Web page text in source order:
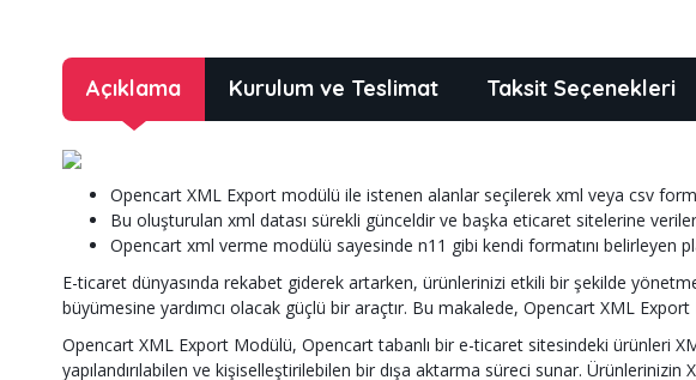
Açıklama Kurulum ve Teslimat Taksit Seçenekleri
Opencart XML Export modülü ile istenen alanlar seçilerek xml veya csv
Bu oluşturulan xml datası sürekli günceldir ve başka eticaret sitelerine
Opencart xml verme modülü sayesinde n11 gibi kendi formatını belirleyen
E-ticaret dünyasında rekabet giderek artarken, ürünlerinizi etkili bir şekilde
büyümesine yardımcı olacak güçlü bir araçtır. Bu makalede, Opencart XML
Opencart XML Export Modülü, Opencart tabanlı bir e-ticaret sitesindeki ürünleri
yapılandırılabilen ve kişiselleştirilebilen bir dışa aktarma süreci sunar.